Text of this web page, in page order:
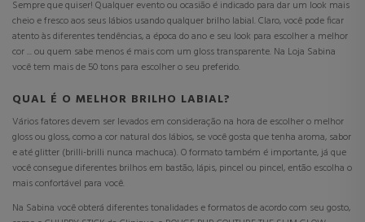
Sempre que quiser! Qualquer evento ou ocasião é indicado para dar um look mais
cheio e fresco aos seus lábios usando qualquer brilho labial. Claro, você pode ficar
atento às diferentes tendências, a época do ano e seu look para escolher a melhor
cor ... ou quem sabe menos é mais com um gloss transparente. Na Loja Sabina
você tem mais de 50 tons para escolher o seu preferido.
QUAL É O MELHOR BRILHO LABIAL?
Vários fatores devem ser levados em consideração na hora de escolher o melhor
gloss ou gloss, como a cor natural dos lábios, se você gosta que tenha aroma, sabor
e até glitter (brilli-brilli nunca machuca). O formato também é importante, já que
você consegue diferentes brilhos em bastão, lápis, pincel ou pincel, então escolha o
mais confortável para você.
Na Sabina você obterá diferentes tonalidades e formatos de acordo com seu gosto,